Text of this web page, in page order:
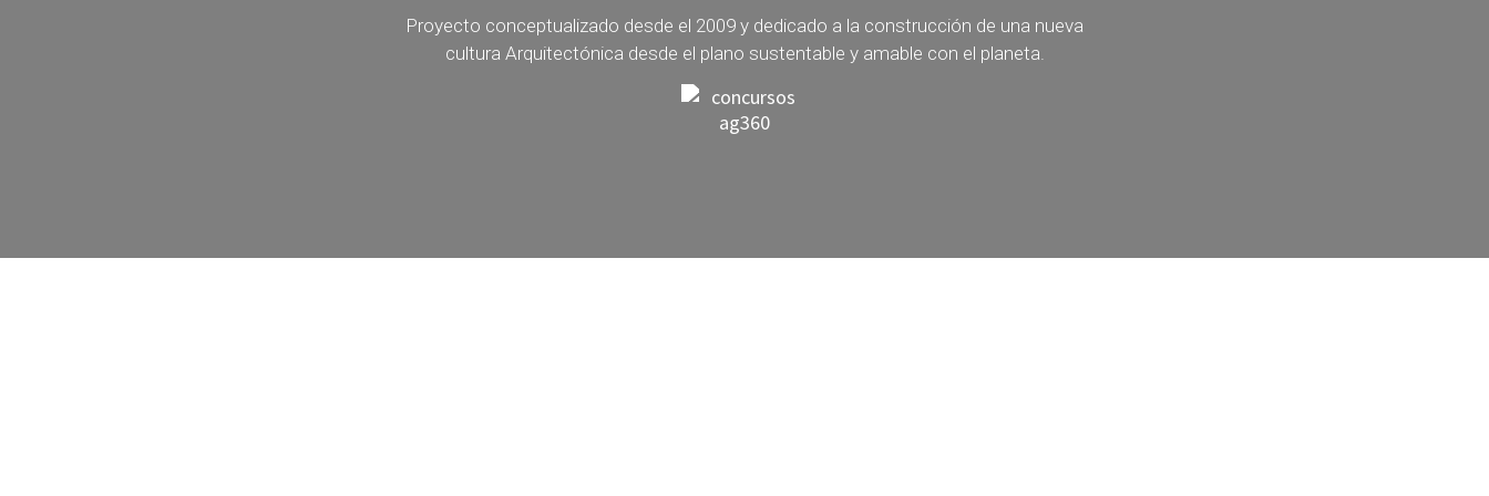
Proyecto conceptualizado desde el 2009 y dedicado a la construcción de una nueva
cultura Arquitectónica desde el plano sustentable y amable con el planeta.